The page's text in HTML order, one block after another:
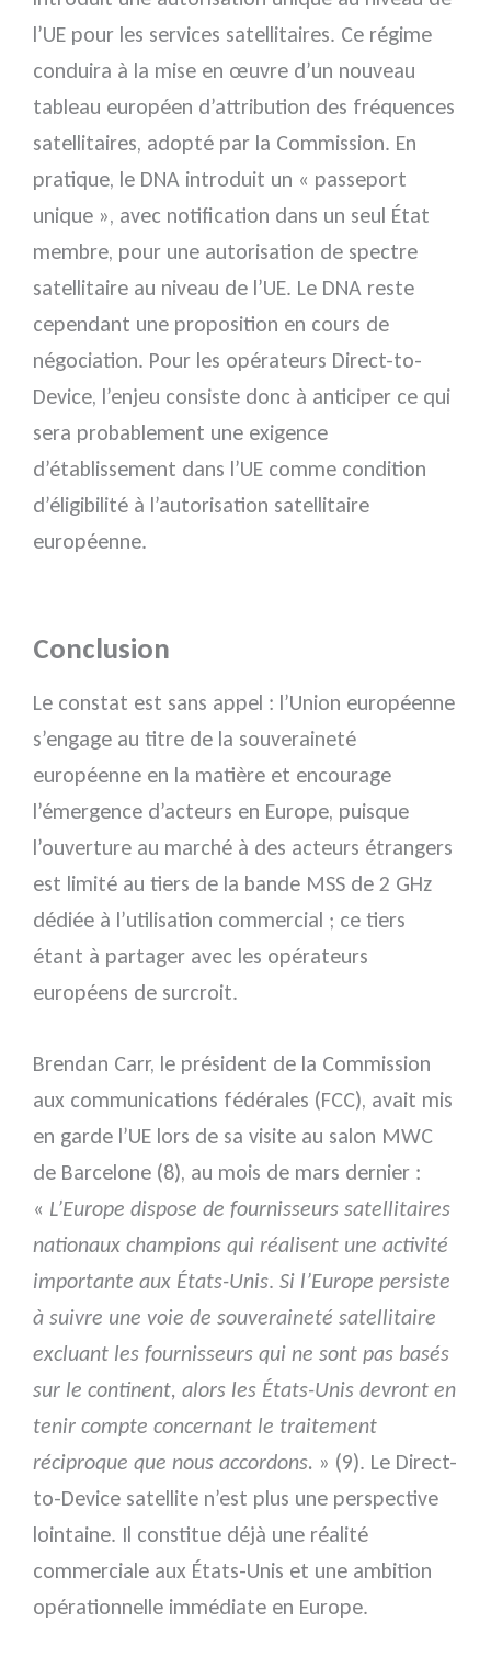
l’UE pour les services satellitaires. Ce régime
conduira à la mise en œuvre d’un nouveau
tableau européen d’attribution des fréquences
satellitaires, adopté par la Commission. En
pratique, le DNA introduit un « passeport
unique », avec notification dans un seul État
membre, pour une autorisation de spectre
satellitaire au niveau de l’UE. Le DNA reste
cependant une proposition en cours de
négociation. Pour les opérateurs Direct-to-
Device, l’enjeu consiste donc à anticiper ce qui
sera probablement une exigence
d’établissement dans l’UE comme condition
d’éligibilité à l’autorisation satellitaire
européenne.
Conclusion
Le constat est sans appel : l’Union européenne
s’engage au titre de la souveraineté
européenne en la matière et encourage
l’émergence d’acteurs en Europe, puisque
l’ouverture au marché à des acteurs étrangers
est limité au tiers de la bande MSS de 2 GHz
dédiée à l’utilisation commercial ; ce tiers
étant à partager avec les opérateurs
européens de surcroit.
Brendan Carr, le président de la Commission
aux communications fédérales (FCC), avait mis
en garde l’UE lors de sa visite au salon MWC
de Barcelone (8), au mois de mars dernier :
« L’Europe dispose de fournisseurs satellitaires
nationaux champions qui réalisent une activité
importante aux États-Unis. Si l’Europe persiste
à suivre une voie de souveraineté satellitaire
excluant les fournisseurs qui ne sont pas basés
sur le continent, alors les États-Unis devront en
tenir compte concernant le traitement
réciproque que nous accordons. » (9). Le Direct-
to-Device satellite n’est plus une perspective
lointaine. Il constitue déjà une réalité
commerciale aux États-Unis et une ambition
opérationnelle immédiate en Europe.